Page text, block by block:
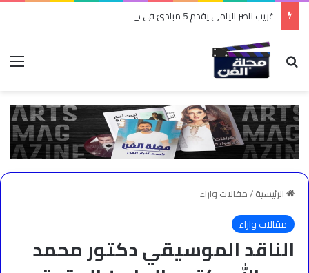
غريب ناصر اليامي يقدم 5 مبادئ في صناعة المحتوى
بحث عن
الرئيسية/مقالات واراء
مقالات واراء
الناقد الموسيقي دكتور محمد